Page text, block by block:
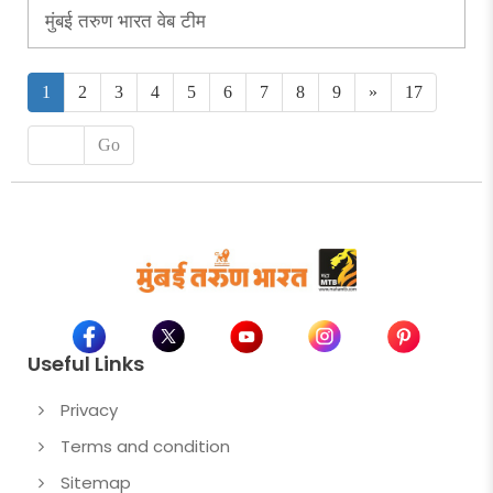
मुंबई तरुण भारत वेब टीम
1 2 3 4 5 6 7 8 9 » 17
Go
Useful Links
Privacy
Terms and condition
Sitemap